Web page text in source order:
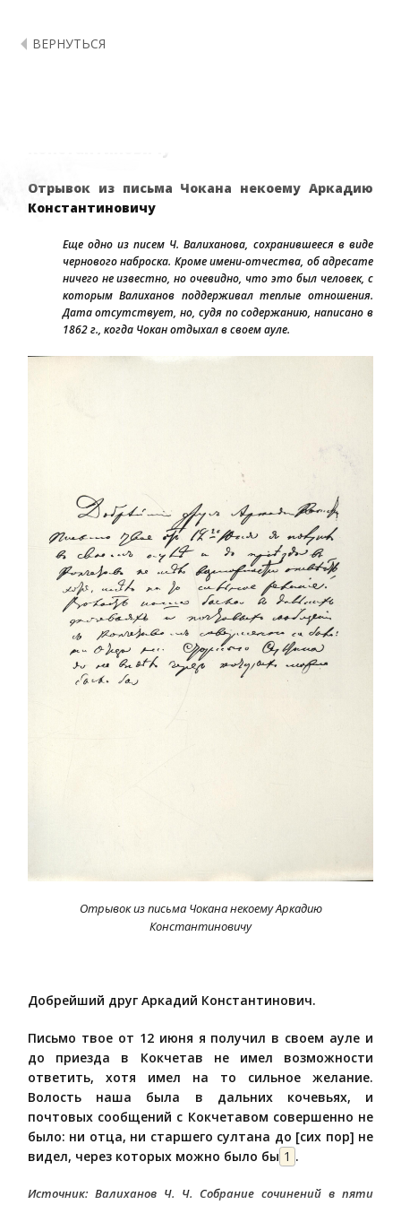
ВЕРНУТЬСЯ
Отрывок из письма Чокана некоему Аркадию
Константиновичу
Еще одно из писем Ч. Валиханова, сохранившееся в виде
чернового наброска. Кроме имени-отчества, об адресате
ничего не известно, но очевидно, что это был человек, с
которым Валиханов поддерживал теплые отношения.
Дата отсутствует, но, судя по содержанию, написано в
1862 г., когда Чокан отдыхал в своем ауле.
Отрывок из письма Чокана некоему Аркадию
Константиновичу
Добрейший друг Аркадий Константинович.
Письмо твое от 12 июня я получил в своем ауле и
до приезда в Кокчетав не имел возможности
ответить, хотя имел на то сильное желание.
Волость наша была в дальних кочевьях, и
почтовых сообщений с Кокчетавом совершенно не
было: ни отца, ни старшего султана до [сих пор] не
видел, через которых можно было бы 1 .
Источник: Валиханов Ч. Ч. Собрание сочинений в пяти